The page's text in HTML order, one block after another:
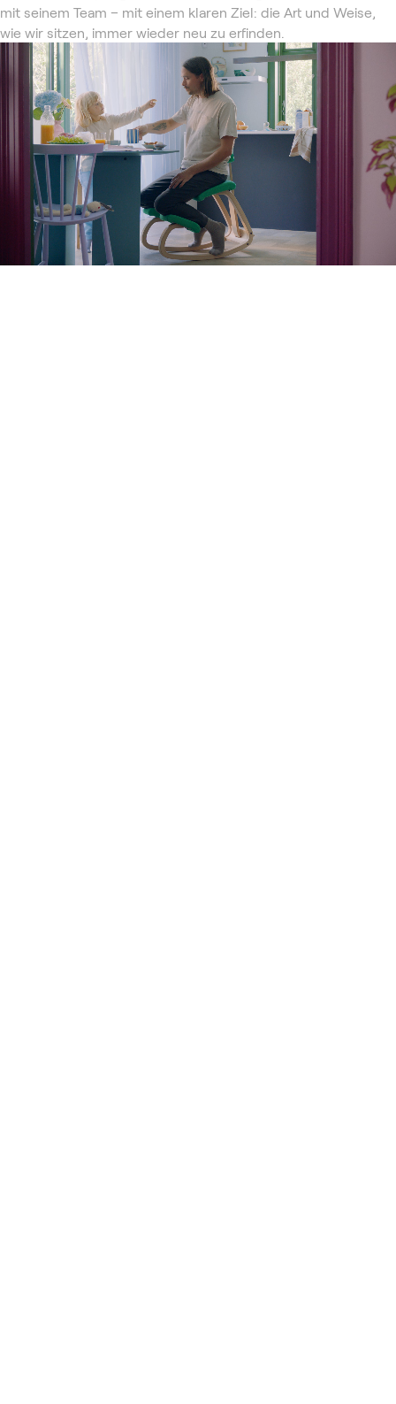
mit seinem Team – mit einem klaren Ziel: die Art und Weise,
wie wir sitzen, immer wieder neu zu erfinden.